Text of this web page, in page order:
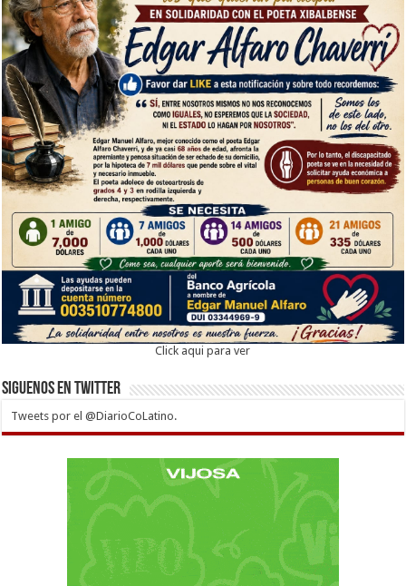
Click aqui para ver
Siguenos en twitter
Tweets por el @DiarioCoLatino.